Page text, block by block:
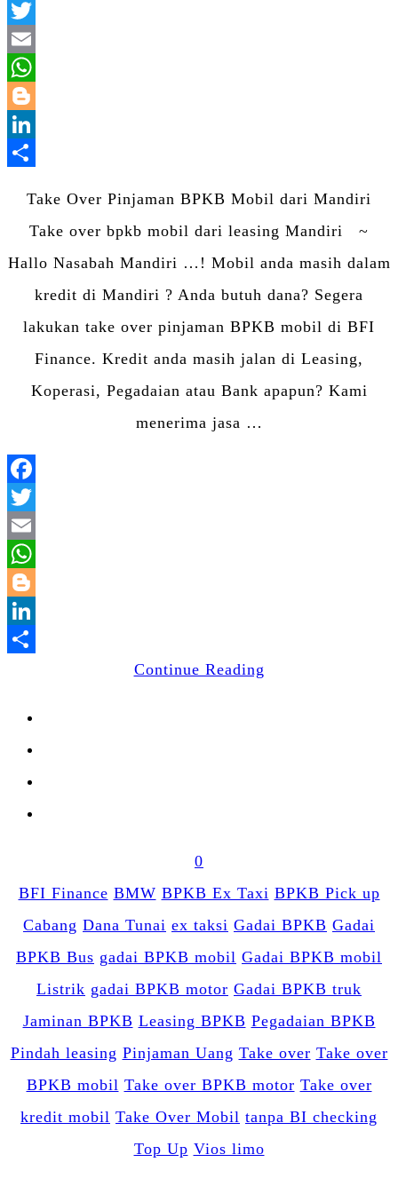
Take Over Pinjaman BPKB Mobil dari Mandiri
Take over bpkb mobil dari leasing Mandiri ~
Hallo Nasabah Mandiri …! Mobil anda masih dalam
kredit di Mandiri ? Anda butuh dana? Segera
lakukan take over pinjaman BPKB mobil di BFI
Finance. Kredit anda masih jalan di Leasing,
Koperasi, Pegadaian atau Bank apapun? Kami
menerima jasa …
Share
Continue Reading
0
BFI Finance BMW BPKB Ex Taxi BPKB Pick up
Cabang Dana Tunai ex taksi Gadai BPKB Gadai
BPKB Bus gadai BPKB mobil Gadai BPKB mobil
Listrik gadai BPKB motor Gadai BPKB truk
Jaminan BPKB Leasing BPKB Pegadaian BPKB
Pindah leasing Pinjaman Uang Take over Take over
BPKB mobil Take over BPKB motor Take over
kredit mobil Take Over Mobil tanpa BI checking
Top Up Vios limo